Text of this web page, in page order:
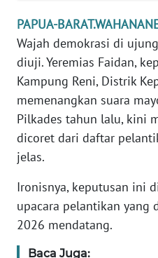
PAPUA-
Wajah demokrasi di
diuji. Yeremias Faidan,
Kampung Reni, Distrik
memenangkan suara
Pilkades tahun lalu, kini
dicoret dari daftar
jelas.
Ironisnya, keputusan ini
upacara pelantikan yang
2026 mendatang.
Baca Juga:
PEDOMAN
MEDIA
SIBER
REDAKSI
KARIR
DISCLAIMER
Wahana
News
Regional